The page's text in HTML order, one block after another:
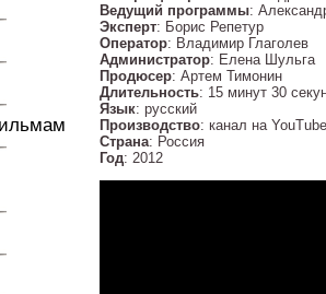
Ведущий программы:
Эксперт: Борис Репетур
Оператор: Владимир Глаголев
Администратор: Елена Шульга
Продюсер: Артем Тимонин
Длительность: 15 минут 30
Язык: русский
Производство: канал на
Страна: Россия
Год: 2012